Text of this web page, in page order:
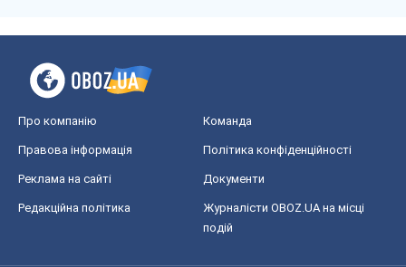
Про компанію Команда
Правова інформація Політика конфіденційності
Реклама на сайті Документи
Редакційна політика
Журналісти OBOZ.UA на місці
подій